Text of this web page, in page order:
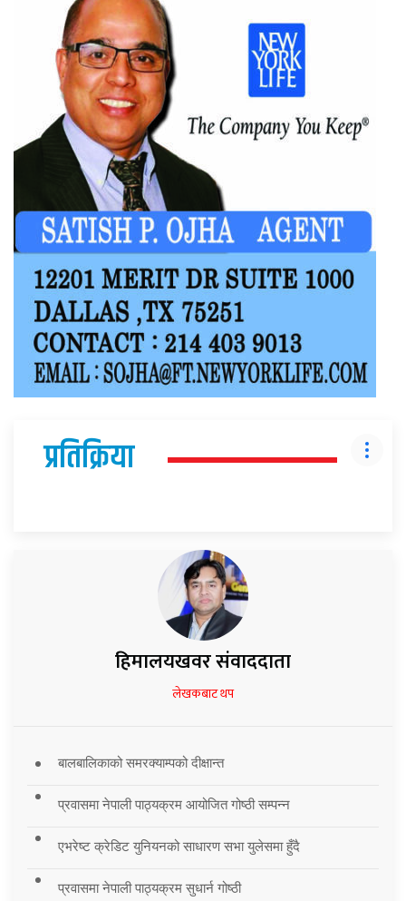
प्रतिक्रिया
हिमालयखवर संवाददाता
लेखकबाट थप
बालबालिकाको समरक्याम्पको दीक्षान्त
प्रवासमा नेपाली पाठ्यक्रम आयोजित गोष्ठी सम्पन्न
एभरेष्ट क्रेडिट युनियनको साधारण सभा युलेसमा हुँदै
प्रवासमा नेपाली पाठ्यक्रम सुधार्न गोष्ठी